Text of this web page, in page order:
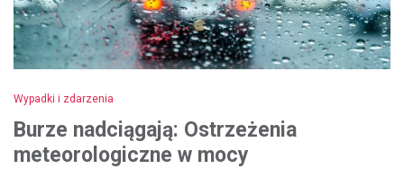
Wypadki i zdarzenia
Burze nadciągają: Ostrzeżenia
meteorologiczne w mocy